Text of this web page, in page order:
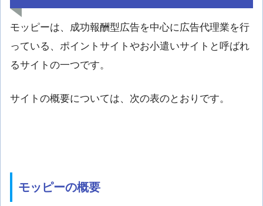
モッピーは、成功報酬型広告を中心に広告代理業を行
っている、ポイントサイトやお小遣いサイトと呼ばれ
るサイトの一つです。
サイトの概要については、次の表のとおりです。
モッピーの概要